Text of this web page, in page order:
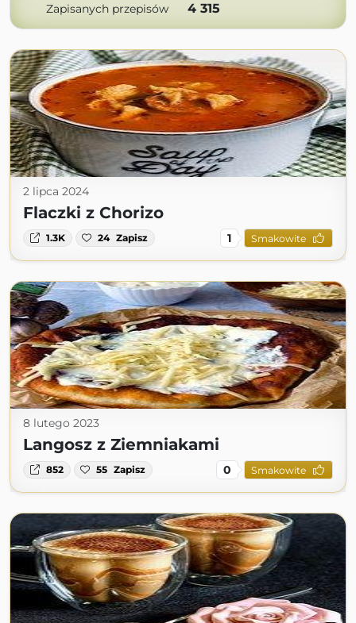
Zapisanych przepisów 4 315
2 lipca 2024
Flaczki z Chorizo
1.3K 24 Zapisz 1 Smakowite
8 lutego 2023
Langosz z Ziemniakami
852 55 Zapisz 0 Smakowite